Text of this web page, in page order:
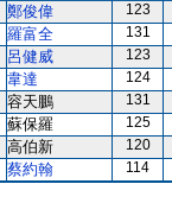
鄭俊偉 123
羅富全 131
呂健威 123
韋達 124
容天鵬 131
蘇保羅 125
高伯新 120
蔡約翰 114